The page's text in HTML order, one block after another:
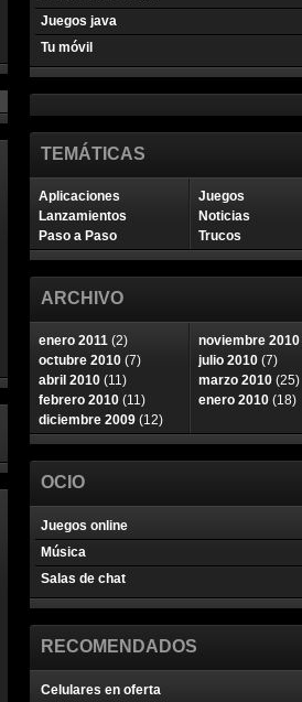
Juegos java
Tu móvil
TEMÁTICAS
Aplicaciones
Juegos
Lanzamientos
Noticias
Paso a Paso
Trucos
ARCHIVO
enero 2011 (2) noviembre 2010
octubre 2010 (7) julio 2010 (7)
abril 2010 (11) marzo 2010 (25)
febrero 2010 (11) enero 2010 (18)
diciembre 2009 (12)
OCIO
Juegos online
Música
Salas de chat
RECOMENDADOS
Celulares en oferta